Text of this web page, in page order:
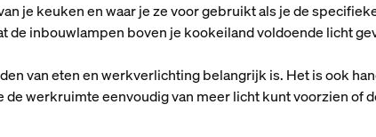
je keuken en waar je ze voor gebruikt als je de
de inbouwlampen boven je kookeiland voldoende licht
van eten en werkverlichting belangrijk is. Het is ook
werkruimte eenvoudig van meer licht kunt voorzien of